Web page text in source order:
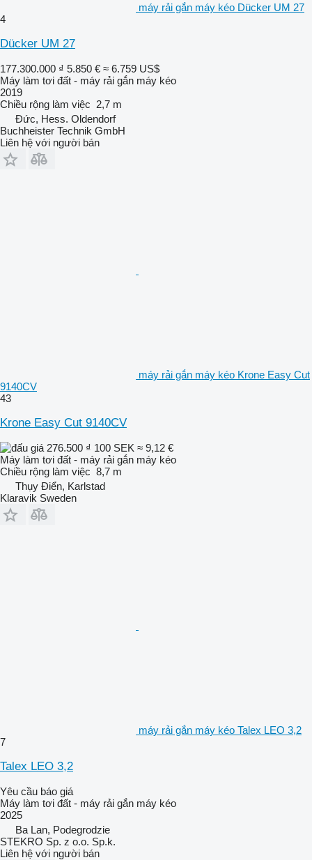
máy rải gắn máy kéo Dücker UM 27
4
Dücker UM 27
177.300.000 ₫ 5.850 € ≈ 6.759 US$
Máy làm tơi đất - máy rải gắn máy kéo
2019
Chiều rộng làm việc 2,7 m
Đức, Hess. Oldendorf
Buchheister Technik GmbH
Liên hệ với người bán
máy rải gắn máy kéo Krone Easy Cut
9140CV
43
Krone Easy Cut 9140CV
276.500 ₫ 100 SEK ≈ 9,12 €
Máy làm tơi đất - máy rải gắn máy kéo
Chiều rộng làm việc 8,7 m
Thụy Điển, Karlstad
Klaravik Sweden
máy rải gắn máy kéo Talex LEO 3,2
7
Talex LEO 3,2
Yêu cầu báo giá
Máy làm tơi đất - máy rải gắn máy kéo
2025
Ba Lan, Podegrodzie
STEKRO Sp. z o.o. Sp.k.
Liên hệ với người bán